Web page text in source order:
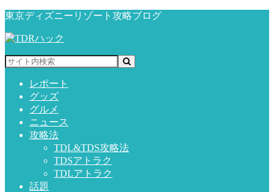
東京ディズニーリゾート攻略ブログ
レポート
グッズ
グルメ
ニュース
攻略法
TDL&TDS攻略法
TDSアトラク
TDLアトラク
話題